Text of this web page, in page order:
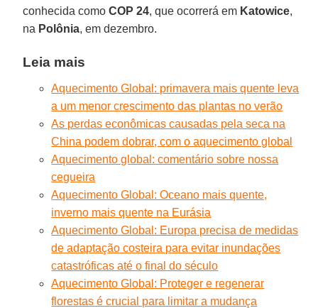
conhecida comoCOP 24, que ocorrerá em Katowice,
na Polônia, em dezembro.
Leia mais
Aquecimento Global: primavera mais quente leva
a um menor crescimento das plantas no verão
As perdas econômicas causadas pela seca na
China podem dobrar, com o aquecimento global
Aquecimento global: comentário sobre nossa
cegueira
Aquecimento Global: Oceano mais quente,
inverno mais quente na Eurásia
Aquecimento Global: Europa precisa de medidas
de adaptação costeira para evitar inundações
catastróficas até o final do século
Aquecimento Global: Proteger e regenerar
florestas é crucial para limitar a mudança